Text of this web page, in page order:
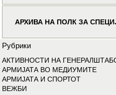
АРХИВА НА ПОЛК ЗА
Рубрики
АКТИВНОСТИ НА
АРМИЈАТА ВО МЕДИУМИТЕ
АРМИЈАТА И СПОРТОТ
ВЕЖБИ